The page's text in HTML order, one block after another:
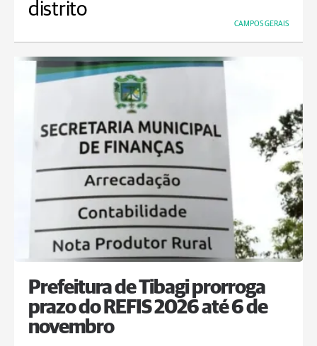
distrito
CAMPOS GERAIS
Prefeitura de Tibagi prorroga
prazo do REFIS 2026 até 6 de
novembro